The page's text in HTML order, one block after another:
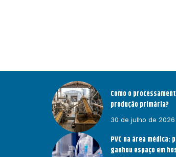
Como o
produção primária?
30 de julho de 2026
PVC na área médica:
ganhou espaço em